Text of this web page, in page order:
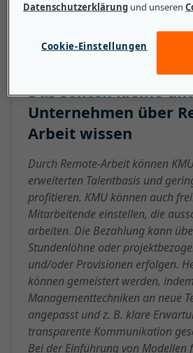
um körperliche Arbeit. Remote-
Das sollten kleine
Unternehmen über
Arbeit wissen
Durch Remote-Arbeit können
erweiterten Talentbasis und
profitieren. KMU können auch
Mitarbeitende einstellen, die
arbeiten. Die Bezahlung kann
Stundenlöhne oder
und/oder Provisionen erfolgen.
können gemeistert werden, indem
Managementtechniken an neue
angepasst und z. B. klare
transparente Kommunikation
Bei der Einführung von Modellen
Datenschutzerklärung und unseren
Cookie-Einstellungen